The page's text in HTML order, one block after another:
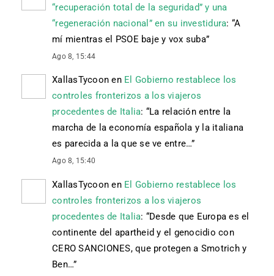
“recuperación total de la seguridad” y una
“regeneración nacional” en su investidura: “A
mí mientras el PSOE baje y vox suba”
Ago 8, 15:44
XallasTycoon en El Gobierno restablece los
controles fronterizos a los viajeros
procedentes de Italia: “La relación entre la
marcha de la economía española y la italiana
es parecida a la que se ve entre…”
Ago 8, 15:40
XallasTycoon en El Gobierno restablece los
controles fronterizos a los viajeros
procedentes de Italia: “Desde que Europa es el
continente del apartheid y el genocidio con
CERO SANCIONES, que protegen a Smotrich y
Ben…”